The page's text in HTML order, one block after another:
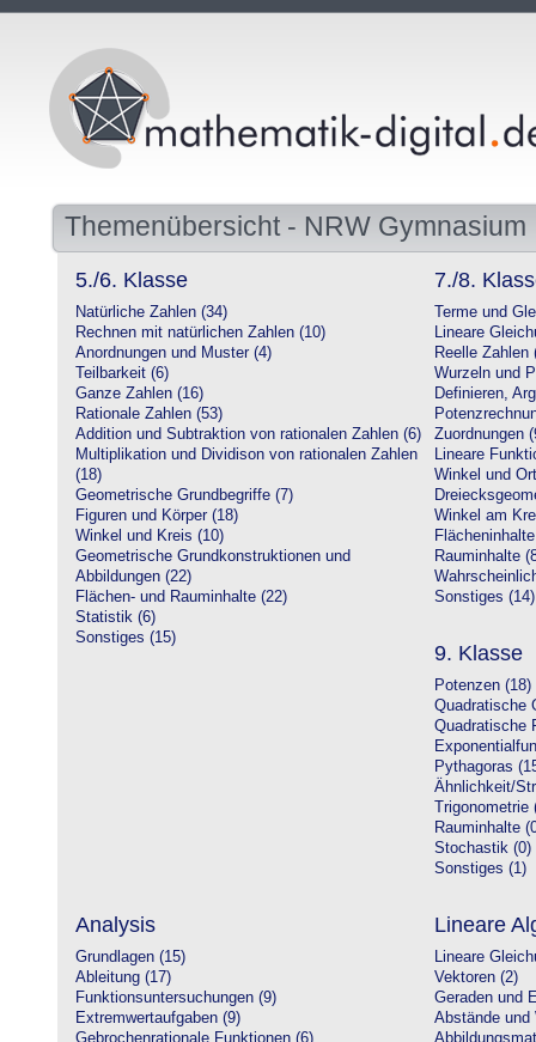
Themenübersicht - NRW Gymnasium
5./6. Klasse
Natürliche Zahlen (34)
Rechnen mit natürlichen Zahlen (10)
Anordnungen und Muster (4)
Teilbarkeit (6)
Ganze Zahlen (16)
Rationale Zahlen (53)
Addition und Subtraktion von rationalen Zahlen (6)
Multiplikation und Dividison von rationalen Zahlen
(18)
Geometrische Grundbegriffe (7)
Figuren und Körper (18)
Winkel und Kreis (10)
Geometrische Grundkonstruktionen und
Abbildungen (22)
Flächen- und Rauminhalte (22)
Statistik (6)
Sonstiges (15)
7./8.
Terme und
Lineare
Reelle Zahlen
Wurzeln und
Definieren,
Zuordnungen
Lineare
Winkel und
Winkel am
Rauminhalte
Sonstiges (14)
9. Klasse
Potenzen (18)
Quadratische
Quadratische
Pythagoras
Ähnlichkeit/
Trigonometrie
Rauminhalte
Stochastik (0)
Sonstiges (1)
Analysis
Grundlagen (15)
Ableitung (17)
Funktionsuntersuchungen (9)
Extremwertaufgaben (9)
Gebrochenrationale Funktionen (6)
Lineare
Lineare
Vektoren (2)
Geraden und
Abstände und